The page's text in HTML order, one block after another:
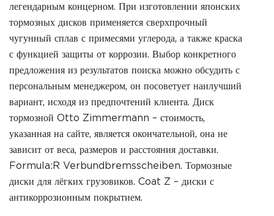
легендарным концерном. При изготовлении японских
тормозных дисков применяется сверхпрочный
чугунный сплав с примесями углерода, а также краска
с функцией защиты от коррозии. Выбор конкретного
предложения из результатов поиска можно обсудить с
персональным менеджером, он посоветует наилучший
вариант, исходя из предпочтений клиента. Диск
тормозной Otto Zimmermann – стоимость,
указанная на сайте, является окончательной, она не
зависит от веса, размеров и расстояния доставки.
Formula:R Verbundbremsscheiben. Тормозные
диски для лёгких грузовиков. Coat Z – диски с
антикоррозионным покрытием.